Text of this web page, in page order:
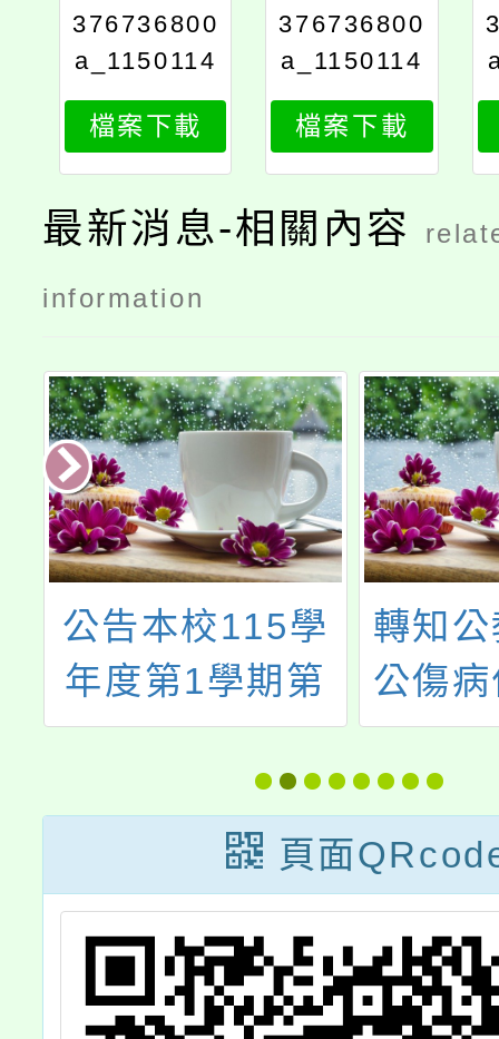
376736800
a_1150114
682_attach
4
檔案下載
376736800
a_1150114
682_attach
5
檔案下載
最新消息-相關內容
information
公告本校115學
年度第1學期第
1~6次本土語教
學支援工作人員
甄選簡章（1次
公告分次招考）
轉知
公傷
補助
並自
22
頁面